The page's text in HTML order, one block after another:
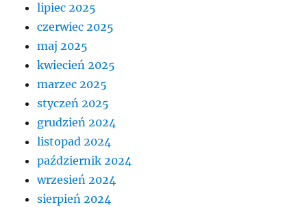
lipiec 2025
czerwiec 2025
maj 2025
kwiecień 2025
marzec 2025
styczeń 2025
grudzień 2024
listopad 2024
październik 2024
wrzesień 2024
sierpień 2024